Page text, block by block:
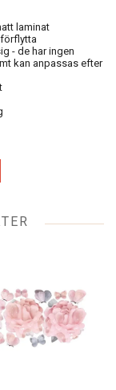
laminat
- de har ingen
kan anpassas efter